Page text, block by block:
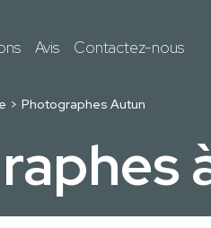
Avis Contactez-nous
Photographes Autun